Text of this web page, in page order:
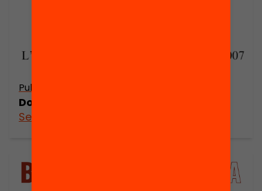
Publicació
Dossier de premsa. Anuari 2006
See more